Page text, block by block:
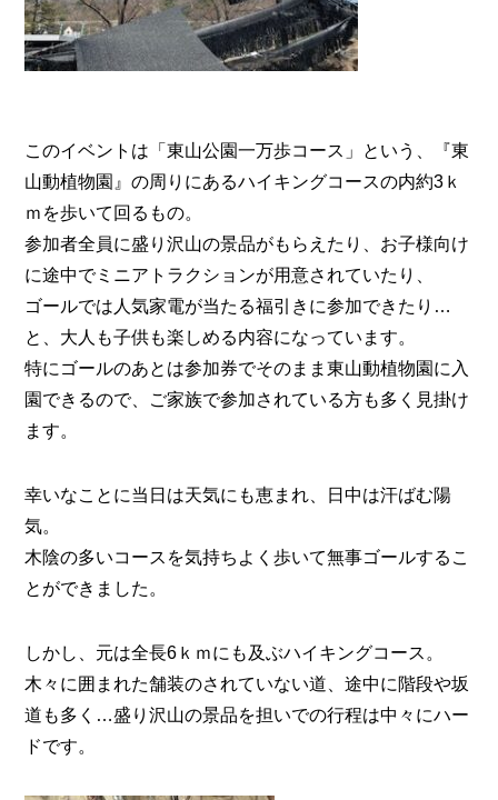
このイベントは「東山公園一万歩コース」という、『東
山動植物園』の周りにあるハイキングコースの内約3ｋ
ｍを歩いて回るもの。
参加者全員に盛り沢山の景品がもらえたり、お子様向け
に途中でミニアトラクションが用意されていたり、
ゴールでは人気家電が当たる福引きに参加できたり…
と、大人も子供も楽しめる内容になっています。
特にゴールのあとは参加券でそのまま東山動植物園に入
園できるので、ご家族で参加されている方も多く見掛け
ます。
幸いなことに当日は天気にも恵まれ、日中は汗ばむ陽
気。
木陰の多いコースを気持ちよく歩いて無事ゴールするこ
とができました。
しかし、元は全長6ｋｍにも及ぶハイキングコース。
木々に囲まれた舗装のされていない道、途中に階段や坂
道も多く…盛り沢山の景品を担いでの行程は中々にハー
ドです。